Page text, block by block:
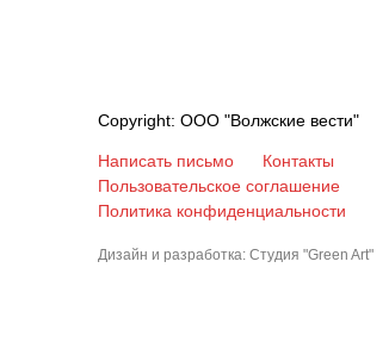
Copyright: ООО "Волжские вести"
Написать письмо
Контакты
Пользовательское соглашение
Политика конфиденциальности
Дизайн и разработка: Студия "Green Art"